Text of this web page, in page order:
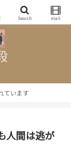
ています
人間は逃が
Search mail